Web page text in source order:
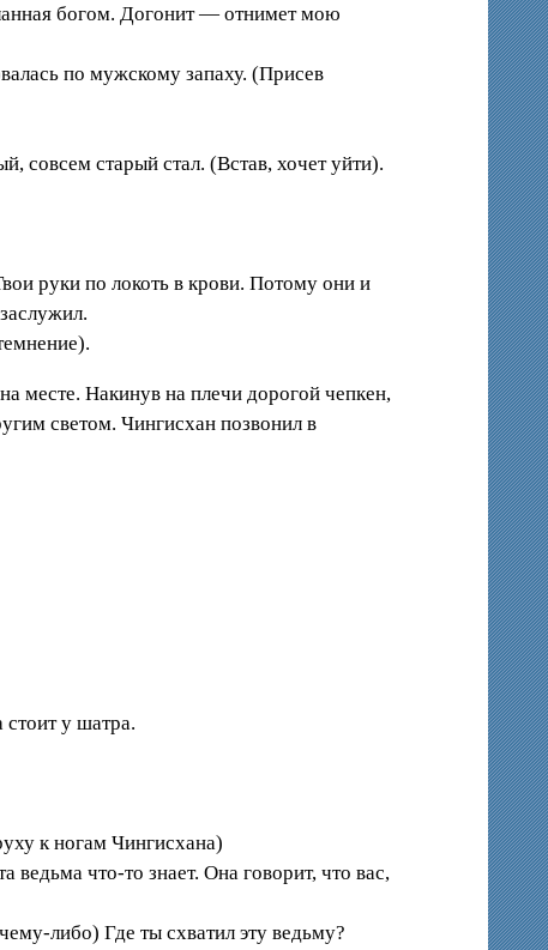
богом. Догонит — отнимет мою
по мужскому запаху. (Присев
совсем старый стал. (Встав, хочет уйти).
руки по локоть в крови. Потому они и
месте. Накинув на плечи дорогой чепкен,
светом. Чингисхан позвонил в
у шатра.
к ногам Чингисхана)
что-то знает. Она говорит, что вас,
либо) Где ты схватил эту ведьму?